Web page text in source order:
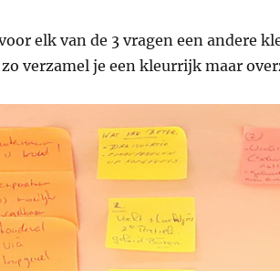
elk van de 3 vragen een andere
verzamel je een kleurrijk maar